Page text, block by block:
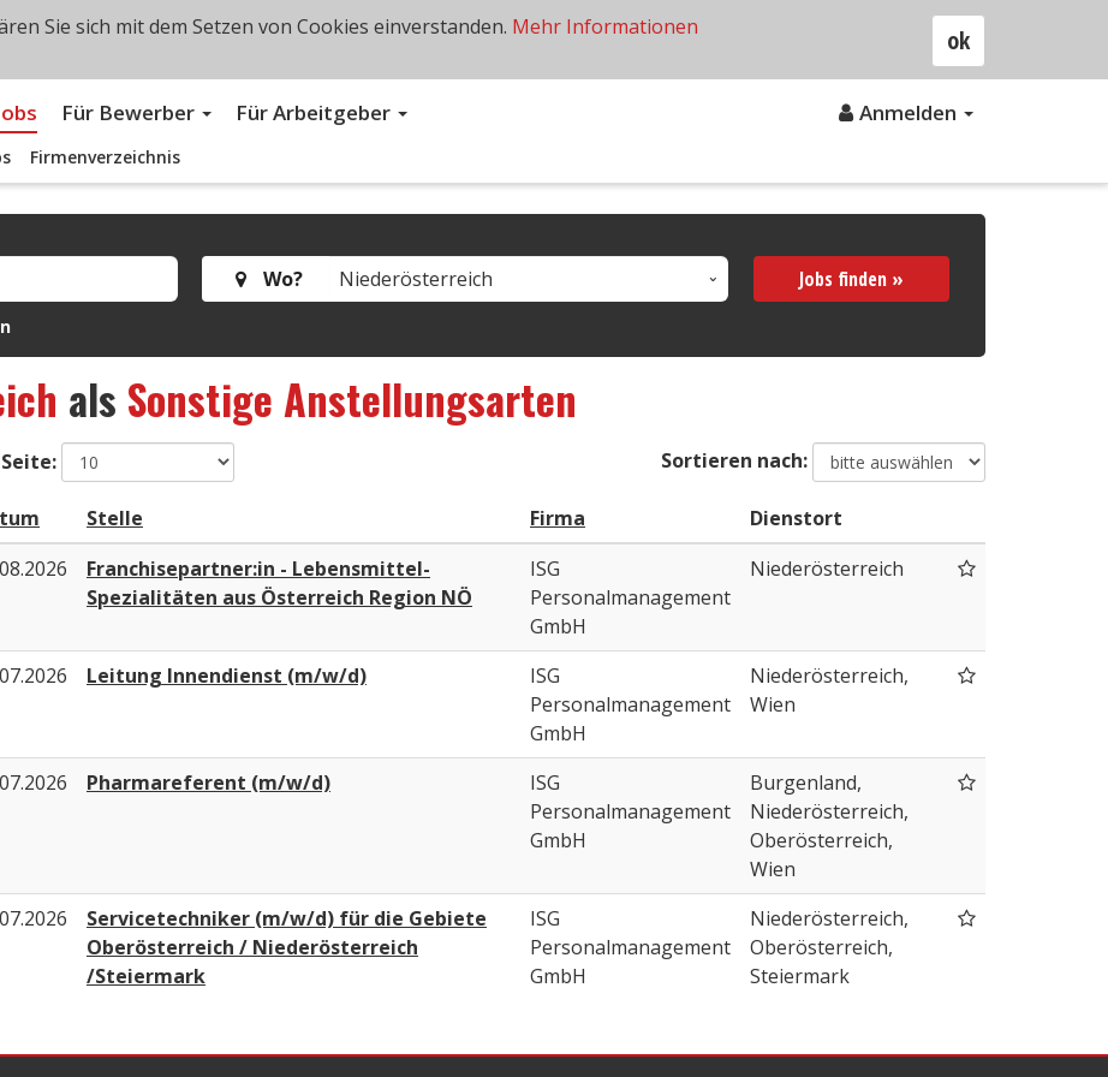
Für Bewerber Für Arbeitgeber Anmelden
Firmenverzeichnis
Wo? Jobs finden »
als Sonstige Anstellungsarten
Sortieren nach:
Stelle Firma
Dienstort
Franchisepartner:in - Lebensmittel-
Spezialitäten aus Österreich Region NÖ
ISG
Personalmanagement
GmbH
Niederösterreich
Leitung Innendienst (m/w/d)
ISG
Personalmanagement
GmbH
Niederösterreich,
Wien
Pharmareferent (m/w/d)
ISG
Personalmanagement
GmbH
Burgenland,
Niederösterreich,
Oberösterreich,
Wien
Servicetechniker (m/w/d) für die Gebiete
Oberösterreich / Niederösterreich
/Steiermark
ISG
Personalmanagement
GmbH
Niederösterreich,
Oberösterreich,
Steiermark
ok
Sie sich mit dem Setzen von Cookies einverstanden. Mehr Informationen